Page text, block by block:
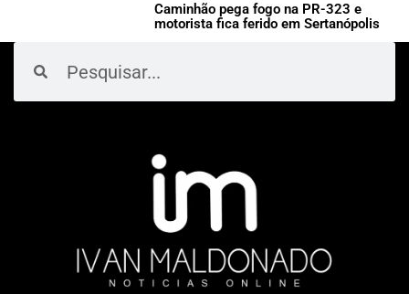
Caminhão pega fogo na PR-323 e
motorista fica ferido em Sertanópolis